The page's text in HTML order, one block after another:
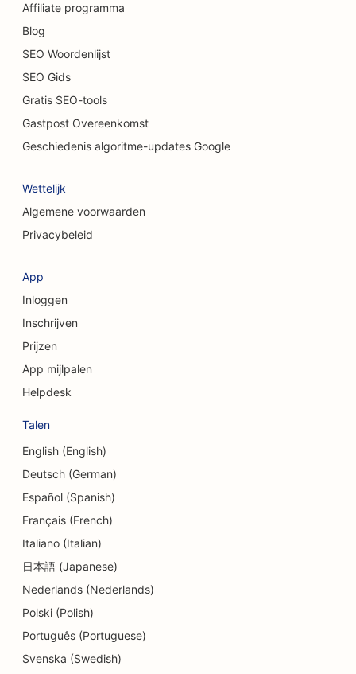
SEO voor casual restaurants
SEO voor chemische peelingdiensten
SEO voor kattencafés
SEO voor schoonmaakdiensten
SEO voor adviesbureaus
SEO voor cosmetische chirurgen
SEO voor valutawisseldiensten
SEO voor kredietinstellingen
SEO voor cupcakewinkels
SEO voor dansstudio's
SEO voor schuldbemiddelingsdiensten
SEO voor tandheelkundige klinieken
SEO voor delicatessenzaken
SEO voor Diners
SEO voor detailwinkels
Affiliate programma
Blog
SEO Woordenlijst
SEO Gids
Gratis SEO-tools
Gastpost Overeenkomst
Geschiedenis algoritme-updates Google
Wettelijk
Algemene voorwaarden
Privacybeleid
App
Inloggen
Inschrijven
Prijzen
App mijlpalen
Helpdesk
Talen
English (English)
Deutsch (German)
Español (Spanish)
Français (French)
Italiano (Italian)
日本語 (Japanese)
Nederlands (Nederlands)
Polski (Polish)
Português (Portuguese)
Svenska (Swedish)